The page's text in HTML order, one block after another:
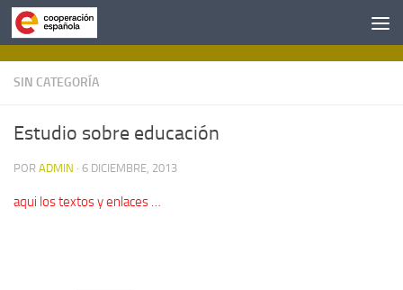
Saltar al contenido
SIN CATEGORÍA
Estudio sobre educación
POR ADMIN · 6 DICIEMBRE, 2013
aqui los textos y enlaces …